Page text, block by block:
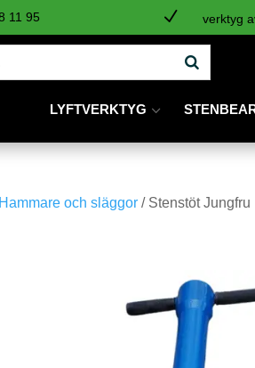
11 95 N verktyg
LYFTVERKTYG
Hammare och släggor / Stenstöt Jungfru